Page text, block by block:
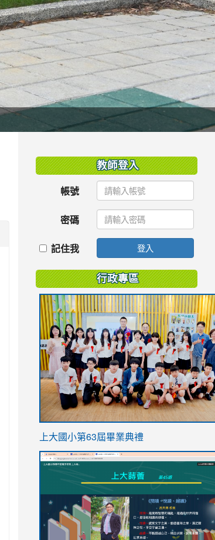
教師登入
帳號
密碼
記住我 登入
行政專區
link
https://sites.google.com/stes.tyc.edu.tw/
上大國小第63屆畢業典禮
link